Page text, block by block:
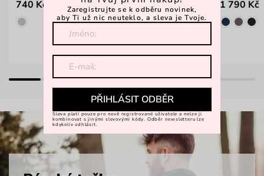
740 Kč 1 299 Kč 1 790 Kč
Zaregistrujte se k odběru novinek,
aby Ti už nic neuteklo, a sleva je Tvoje.
PŘIHLÁSIT ODBĚR
Sleva platí pouze pro nově registrované uživatele a nelze ji
kombinovat s jinými slevovými kódy. Odběr newsletteru lze
kdykoliv odhlásit.